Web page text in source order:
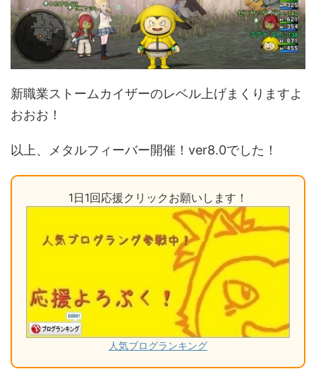
新職業ストームカイザーのレベル上げまくりますよ
おおお！
以上、メタルフィーバー開催！ver8.0でした！
1日1回応援クリックお願いします！
人気ブログランキング